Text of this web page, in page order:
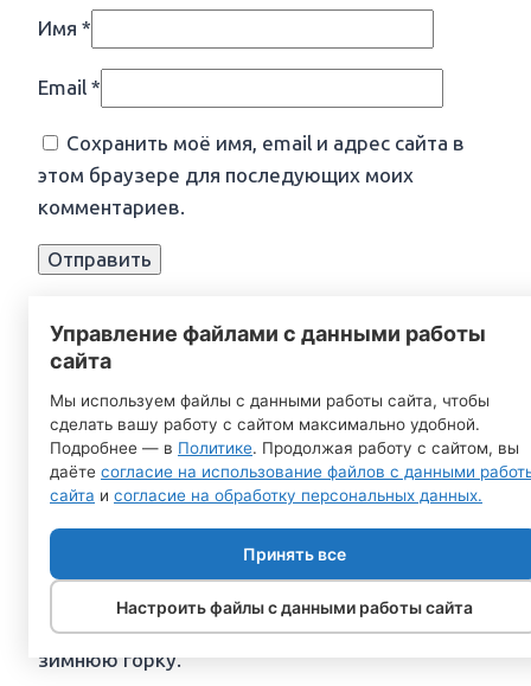
Имя *
Email *
Сохранить моё имя, email и адрес сайта в
этом браузере для последующих моих
комментариев.
Размеры площадки под интересующую
зимнюю деревянную горку можно рассчитать
следующим образом:
ширина горки + 5 метров – это ширина
площадки под зимнюю горку
длина зимней горки + 2.5м + 2/3 длины
зимнего ската – это длина площадки под
зимнюю горку.
Управление файлами с данными работы
сайта
Мы используем файлы с данными работы сайта, чтобы
сделать вашу работу с сайтом максимально удобной.
Подробнее — в Политике. Продолжая работу с сайтом, вы
даёте согласие на использование файлов с данными
сайта и согласие на обработку персональных данных.
Принять все
Настроить файлы с данными работы сайта